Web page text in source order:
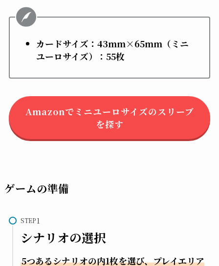
カードサイズ：43mm×65mm（ミニ
ユーロサイズ）
：55枚
Amazonでミニユーロサイズのスリーブ
を探す
ゲームの準備
STEP
シナリオの選択
5つあるシナリオの内1枚を選び、プレイエリア